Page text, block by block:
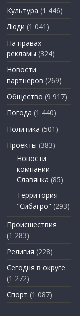
Культура (1 446)
Люди (1 041)
На правах
рекламы (324)
Новости
партнеров (269)
Общество (9 917)
Погода (1 440)
Политика (501)
Проекты (383)
Новости
компании
Славянка (85)
Территория
"Сибагро" (293)
Происшествия
(1 283)
Религия (228)
Сегодня в округе
(1 272)
Спорт (1 087)